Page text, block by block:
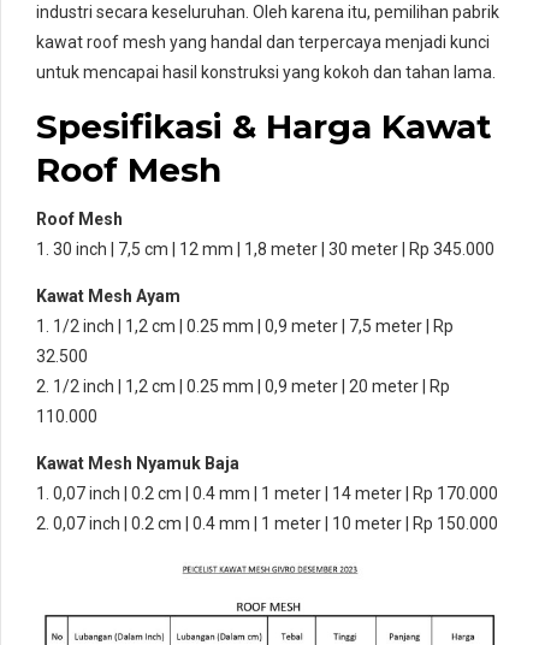
industri secara keseluruhan. Oleh karena itu, pemilihan pabrik
kawat roof mesh yang handal dan terpercaya menjadi kunci
untuk mencapai hasil konstruksi yang kokoh dan tahan lama.
Spesifikasi & Harga Kawat
Roof Mesh
Roof Mesh
1. 30 inch | 7,5 cm | 12 mm | 1,8 meter | 30 meter | Rp 345.000
Kawat Mesh Ayam
1. 1/2 inch | 1,2 cm | 0.25 mm | 0,9 meter | 7,5 meter | Rp
32.500
2. 1/2 inch | 1,2 cm | 0.25 mm | 0,9 meter | 20 meter | Rp
110.000
Kawat Mesh Nyamuk Baja
1. 0,07 inch | 0.2 cm | 0.4 mm | 1 meter | 14 meter | Rp 170.000
2. 0,07 inch | 0.2 cm | 0.4 mm | 1 meter | 10 meter | Rp 150.000